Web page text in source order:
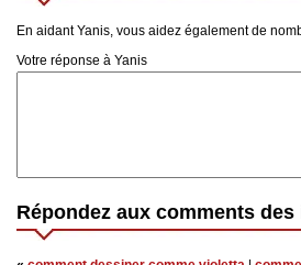
En aidant Yanis, vous aidez également de
Votre réponse à Yanis
Répondez aux comments